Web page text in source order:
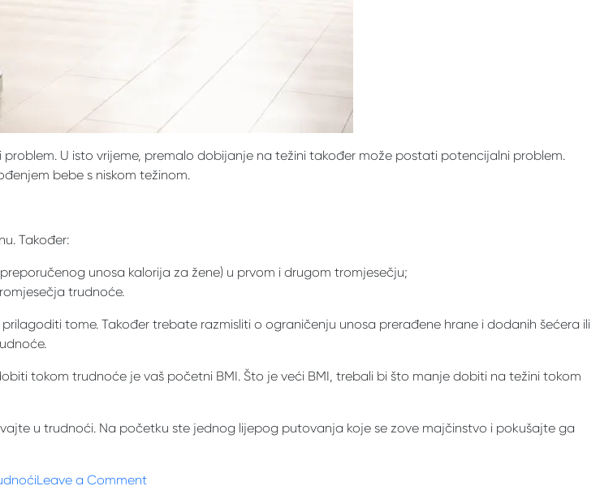
U isto vrijeme, premalo dobijanje na težini također može postati potencijalni problem.
bebe s niskom težinom.
Također:
unosa kalorija za žene) u prvom i drugom tromjesečju;
trudnoće.
tome. Također trebate razmisliti o ograničenju unosa prerađene hrane i dodanih šećera ili
tokom trudnoće je vaš početni BMI. Što je veći BMI, trebali bi što manje dobiti na težini tokom
u trudnoći. Na početku ste jednog lijepog putovanja koje se zove majčinstvo i pokušajte ga
Leave a Commenton